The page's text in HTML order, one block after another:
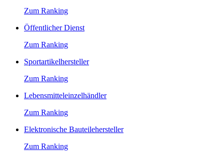
Zum Ranking
Öffentlicher Dienst
Zum Ranking
Sportartikelhersteller
Zum Ranking
Lebensmitteleinzelhändler
Zum Ranking
Elektronische Bauteilehersteller
Zum Ranking